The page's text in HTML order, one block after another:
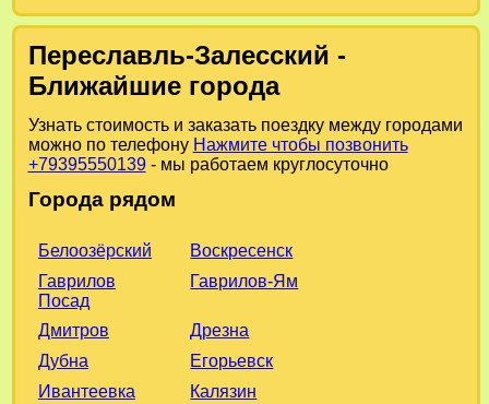
Переславль-Залесский -
Ближайшие города
Узнать стоимость и заказать поездку между городами
можно по телефону Нажмите чтобы позвонить
+79395550139- мы работаем круглосуточно
Города рядом
Белоозёрский
Воскресенск
Гаврилов
Посад
Гаврилов-Ям
Дмитров
Дрезна
Дубна
Егорьевск
Ивантеевка
Калязин